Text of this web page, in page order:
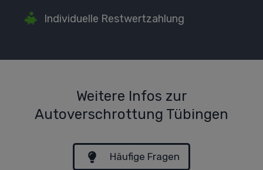
Individuelle Restwertzahlung
Weitere Infos zur
Autoverschrottung Tübingen
Häufige Fragen